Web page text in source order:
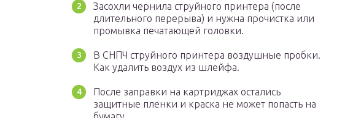
Засохли чернила струйного принтера (после
длительного перерыва) и нужна прочистка или
промывка печатающей головки.
В СНПЧ струйного принтера воздушные пробки.
Как удалить воздух из шлейфа.
После заправки на картриджах остались
защитные пленки и краска не может попасть на